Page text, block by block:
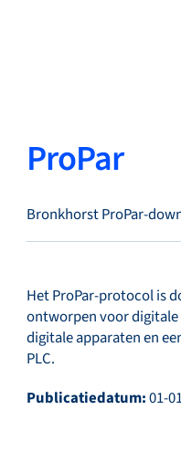
Zoeken...
Producten
Markets
ProPar
Bronkhorst ProPar-
Het ProPar-protocol is
ontworpen voor
digitale apparaten en
PLC.
Publicatiedatum:01-